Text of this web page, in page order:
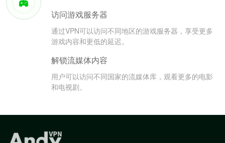
访问游戏服务器
通过VPN可以访问不同地区的游戏服务器，享受更多
游戏内容和更低的延迟。
解锁流媒体内容
用户可以访问不同国家的流媒体库，观看更多的电影
和电视剧。